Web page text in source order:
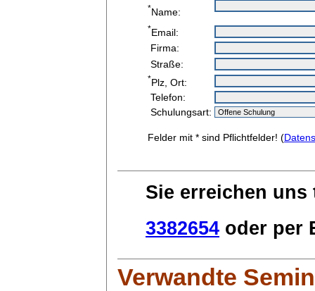
*Name:
*Email:
Firma:
Straße:
*Plz, Ort:
Telefon:
Schulungsart:
Felder mit * sind Pflichtfelder! (
Sie erreichen
3382654 oder per
Verwandte